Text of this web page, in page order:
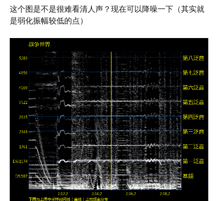
这个图是不是很难看清人声？现在可以降噪一下（其实就
是弱化振幅较低的点）